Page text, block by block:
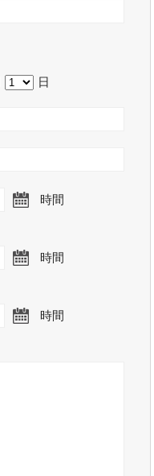
日
時間
時間
時間